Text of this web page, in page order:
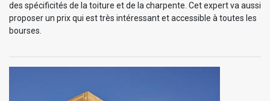
des spécificités de la toiture et de la charpente. Cet expert va aussi
proposer un prix qui est très intéressant et accessible à toutes les
bourses.